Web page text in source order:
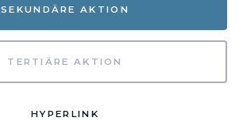
SEKUNDÄRE AKTION
TERTIÄRE AKTION
HYPERLINK